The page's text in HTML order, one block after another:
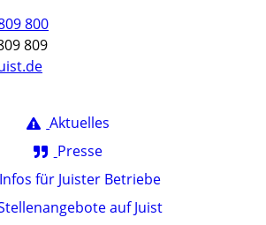
800
809
Aktuelles
Presse
Infos für Juister Betriebe
auf Juist